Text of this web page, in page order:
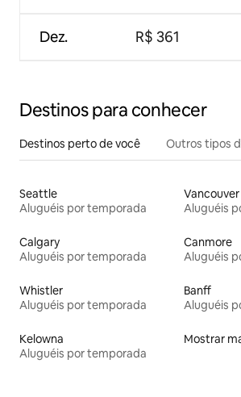
Dez. R$ 361
Destinos para conhecer
Destinos perto de você Outros tipos
Seattle
Aluguéis por temporada
Vancouver
Aluguéis
Calgary
Aluguéis por temporada
Canmore
Aluguéis
Whistler
Aluguéis por temporada
Banff
Aluguéis
Kelowna
Aluguéis por temporada
Mostrar